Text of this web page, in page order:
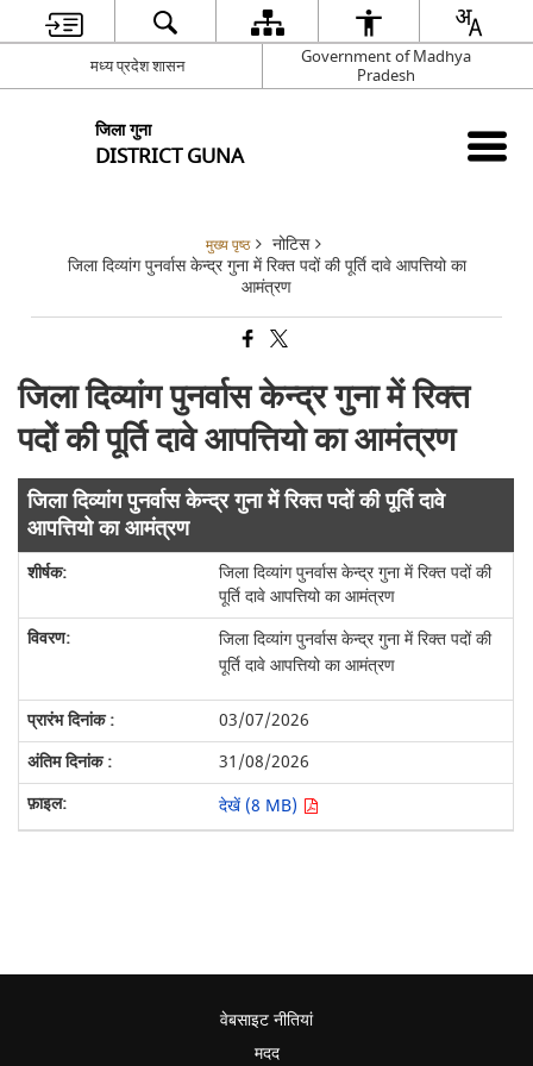
मध्य प्रदेश शासन
Government of Madhya
Pradesh
जिला गुना
DISTRICT GUNA
मुख्य पृष्ठ
नोटिस
जिला दिव्यांग पुनर्वास केन्द्र गुना में रिक्त पदों की पूर्ति दावे आपत्तियो का
आमंत्रण
जिला दिव्यांग पुनर्वास केन्द्र गुना में रिक्त
पदों की पूर्ति दावे आपत्तियो का आमंत्रण
जिला दिव्यांग पुनर्वास केन्द्र गुना में रिक्त पदों की पूर्ति दावे
आपत्तियो का आमंत्रण
जिला दिव्यांग पुनर्वास केन्द्र गुना में रिक्त पदों की
पूर्ति दावे आपत्तियो का आमंत्रण
जिला दिव्यांग पुनर्वास केन्द्र गुना में रिक्त पदों की
पूर्ति दावे आपत्तियो का आमंत्रण
03/07/2026
31/08/2026
देखें (8 MB)
वेबसाइट नीतियां
मदद